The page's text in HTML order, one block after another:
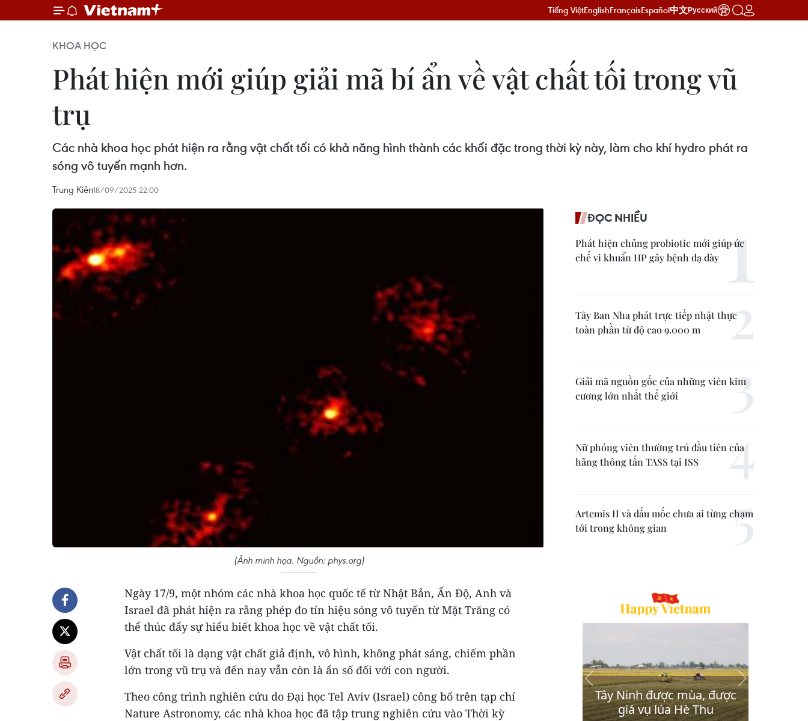
Tiếng ViệtEnglishFrançaisEspañol中文Русский
KHOA HỌC
Phát hiện mới giúp giải mã bí ẩn về vật chất tối trong vũ
trụ
Các nhà khoa học phát hiện ra rằng vật chất tối có khả năng hình thành các khối đặc trong thời kỳ này, làm cho khí hydro phát ra
sóng vô tuyến mạnh hơn.
Trung Kiên18/09/2025 22:00
(Ảnh minh họa. Nguồn: phys.org)
Ngày 17/9, một nhóm các nhà khoa học quốc tế từ Nhật Bản, Ấn Độ, Anh và
Israel đã phát hiện ra rằng phép đo tín hiệu sóng vô tuyến từ Mặt Trăng có
thể thúc đẩy sự hiểu biết khoa học về vật chất tối.
Vật chất tối là dạng vật chất giả định, vô hình, không phát sáng, chiếm phần
lớn trong vũ trụ và đến nay vẫn còn là ẩn số đối với con người.
Theo công trình nghiên cứu do Đại học Tel Aviv (Israel) công bố trên tạp chí
Nature Astronomy, các nhà khoa học đã tập trung nghiên cứu vào Thời kỳ
ĐỌC NHIỀU
Phát hiện chủng probiotic mới giúp ức
chế vi khuẩn HP gây bệnh dạ dày
Tây Ban Nha phát trực tiếp nhật thực
toàn phần từ độ cao 9.000 m
Giải mã nguồn gốc của những viên kim
cương lớn nhất thế giới
Nữ phóng viên thường trú đầu tiên của
hãng thông tấn TASS tại ISS
Artemis II và dấu mốc chưa ai từng chạm
tới trong không gian